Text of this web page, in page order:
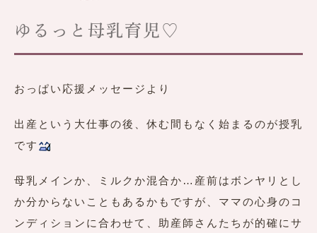
ゆるっと母乳育児♡
おっぱい応援メッセージより
出産という大仕事の後、休む間もなく始まるのが授乳
です
母乳メインか、ミルクか混合か…産前はボンヤリとし
か分からないこともあるかもですが、ママの心身のコ
ンディションに合わせて、助産師さんたちが的確にサ